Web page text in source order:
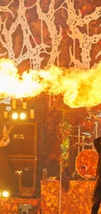
studioalbum
punk opvolger
uit. Het
geladen met
verwarrend